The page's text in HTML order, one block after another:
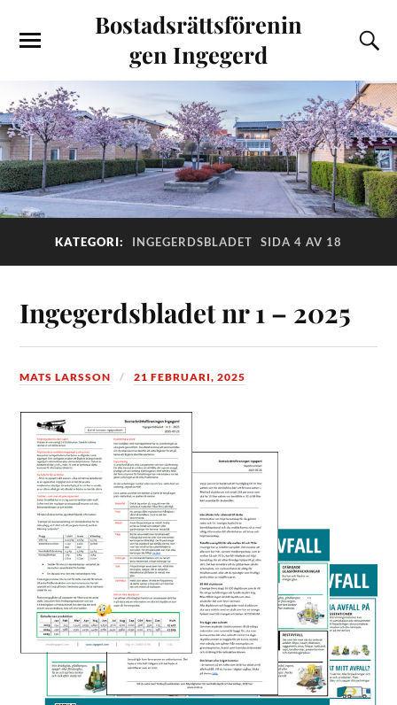
Bostadsrättsförenin
gen Ingegerd
KATEGORI: INGEGERDSBLADET SIDA 4 AV 18
Ingegerdsbladet nr 1 – 2025
MATS LARSSON 21 FEBRUARI, 2025